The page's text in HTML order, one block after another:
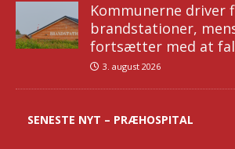
Kommunerne driver
brandstationer,
fortsætter med at
3. august 2026
SENESTE NYT – PRÆHOSPITAL